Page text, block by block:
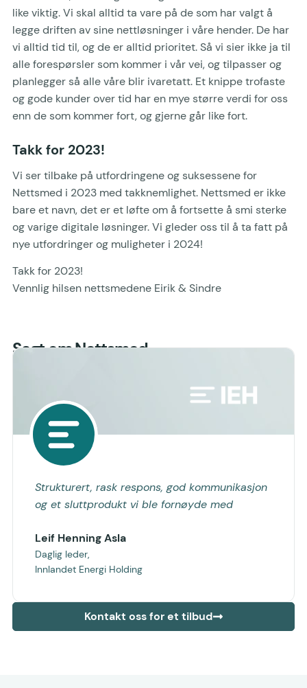
like viktig. Vi skal alltid ta vare på de som har valgt å
legge driften av sine nettløsninger i våre hender. De har
vi alltid tid til, og de er alltid prioritet. Så vi sier ikke ja til
alle forespørsler som kommer i vår vei, og tilpasser og
planlegger så alle våre blir ivaretatt. Et knippe trofaste
og gode kunder over tid har en mye større verdi for oss
enn de som kommer fort, og gjerne går like fort.
Takk for 2023!
Vi ser tilbake på utfordringene og suksessene for
Nettsmed i 2023 med takknemlighet. Nettsmed er ikke
bare et navn, det er et løfte om å fortsette å smi sterke
og varige digitale løsninger. Vi gleder oss til å ta fatt på
nye utfordringer og muligheter i 2024!
Takk for 2023!
Vennlig hilsen nettsmedene Eirik & Sindre
Sagt om Nettsmed
Strukturert, rask respons, god kommunikasjon
og et sluttprodukt vi ble fornøyde med
Leif Henning Asla
Daglig leder,
Innlandet Energi Holding
Kontakt oss for et tilbud